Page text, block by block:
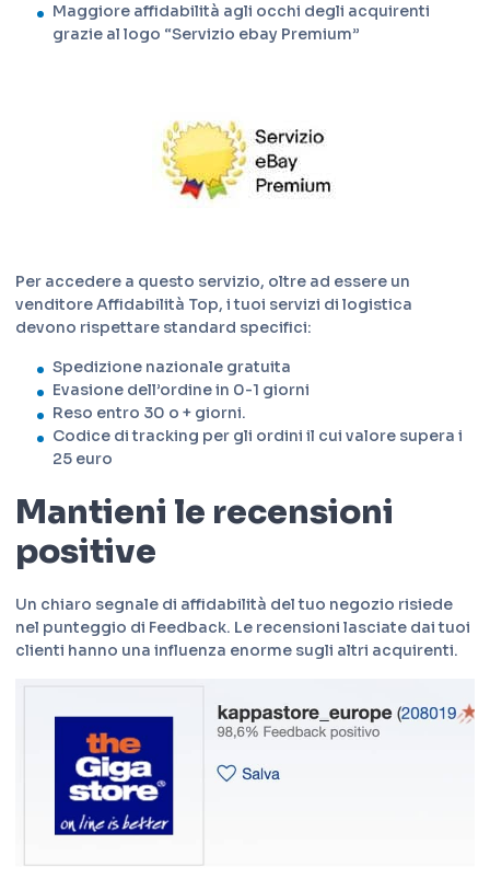
Maggiore affidabilità agli occhi degli acquirenti
grazie al logo “Servizio ebay Premium”
Per accedere a questo servizio, oltre ad essere un
venditore Affidabilità Top, i tuoi servizi di logistica
devono rispettare standard specifici:
Spedizione nazionale gratuita
Evasione dell’ordine in 0-1 giorni
Reso entro 30 o + giorni.
Codice di tracking per gli ordini il cui valore supera i
25 euro
Mantieni le recensioni
positive
Un chiaro segnale di affidabilità del tuo negozio risiede
nel punteggio di Feedback. Le recensioni lasciate dai tuoi
clienti hanno una influenza enorme sugli altri acquirenti.